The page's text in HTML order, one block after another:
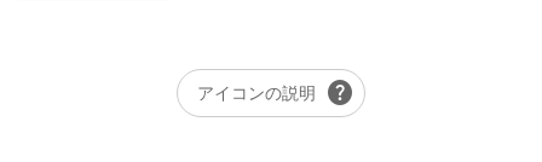
アイコンの説明 help